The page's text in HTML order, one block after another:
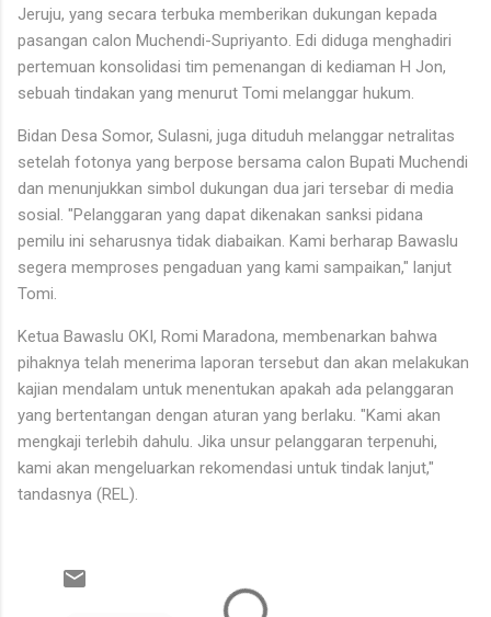
Jeruju, yang secara terbuka memberikan dukungan kepada
pasangan calon Muchendi-Supriyanto. Edi diduga menghadiri
pertemuan konsolidasi tim pemenangan di kediaman H Jon,
sebuah tindakan yang menurut Tomi melanggar hukum.
Bidan Desa Somor, Sulasni, juga dituduh melanggar netralitas
setelah fotonya yang berpose bersama calon Bupati Muchendi
dan menunjukkan simbol dukungan dua jari tersebar di media
sosial. "Pelanggaran yang dapat dikenakan sanksi pidana
pemilu ini seharusnya tidak diabaikan. Kami berharap Bawaslu
segera memproses pengaduan yang kami sampaikan," lanjut
Tomi.
Ketua Bawaslu OKI, Romi Maradona, membenarkan bahwa
pihaknya telah menerima laporan tersebut dan akan melakukan
kajian mendalam untuk menentukan apakah ada pelanggaran
yang bertentangan dengan aturan yang berlaku. "Kami akan
mengkaji terlebih dahulu. Jika unsur pelanggaran terpenuhi,
kami akan mengeluarkan rekomendasi untuk tindak lanjut,"
tandasnya (REL).